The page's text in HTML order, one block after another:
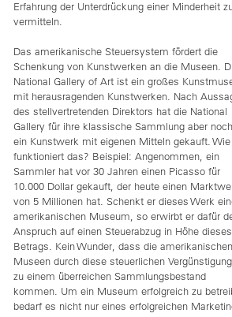
Erfahrung der Unterdrückung einer Minderheit
vermitteln.
Das amerikanische Steuersystem fördert die
Schenkung von Kunstwerken an die Museen.
National Gallery of Art ist ein großes
mit herausragenden Kunstwerken. Nach
des stellvertretenden Direktors hat die National
Gallery für ihre klassische Sammlung aber
ein Kunstwerk mit eigenen Mitteln gekauft. Wie
funktioniert das? Beispiel: Angenommen, ein
Sammler hat vor 30 Jahren einen Picasso für
10.000 Dollar gekauft, der heute einen
von 5 Millionen hat. Schenkt er dieses Werk
amerikanischen Museum, so erwirbt er dafür
Anspruch auf einen Steuerabzug in Höhe dieses
Betrags. Kein Wunder, dass die amerikanischen
Museen durch diese steuerlichen
zu einem überreichen Sammlungsbestand
kommen. Um ein Museum erfolgreich zu
bedarf es nicht nur eines erfolgreichen